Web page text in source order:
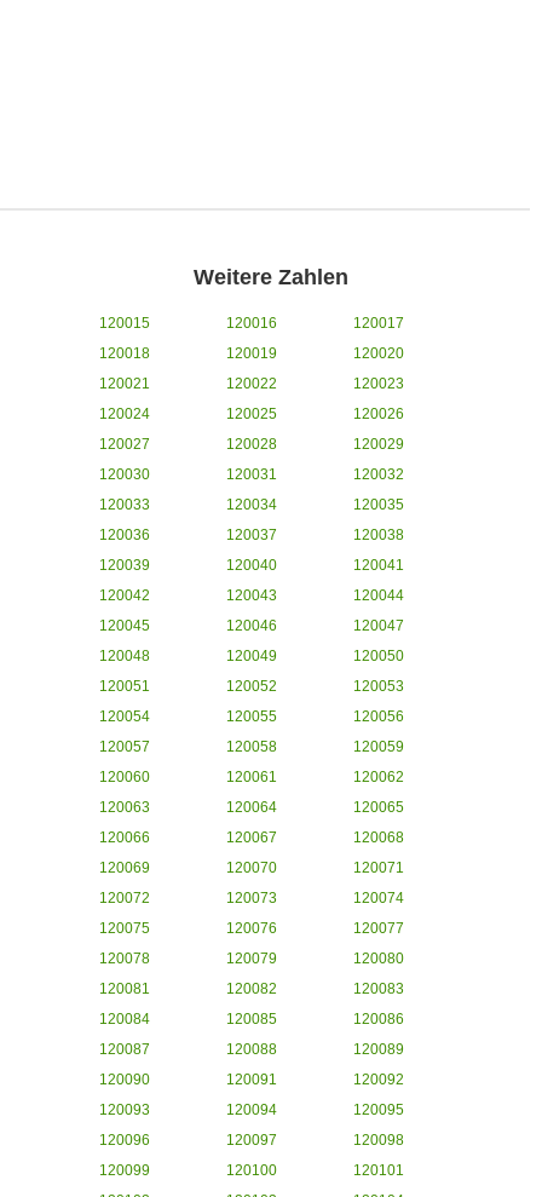
Weitere Zahlen
120015 120016
120017
120018
120019
120020
120021
120022
120023
120024
120025
120026
120027
120028
120029
120030
120031
120032
120033
120034
120035
120036
120037
120038
120039
120040
120041
120042
120043
120044
120045
120046
120047
120048
120049
120050
120051
120052
120053
120054
120055
120056
120057
120058
120059
120060
120061
120062
120063
120064
120065
120066
120067
120068
120069
120070
120071
120072
120073
120074
120075
120076
120077
120078
120079
120080
120081
120082
120083
120084
120085
120086
120087
120088
120089
120090
120091
120092
120093
120094
120095
120096
120097
120098
120099
120100
120101